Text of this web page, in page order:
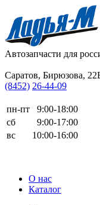
Автозапчасти для
Саратов, Бирюзова,
(8452) 26-44-09
пн-пт
9:00-18:00
сб
9:00-17:00
вс
10:00-16:00
О нас
Каталог